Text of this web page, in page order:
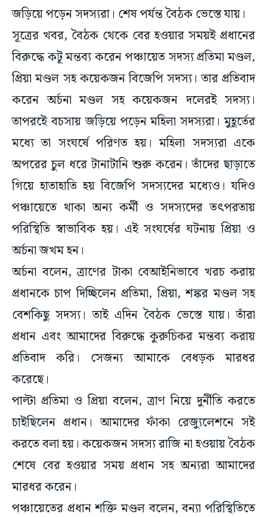
জড়িয়ে পড়েন সদস্যরা। শেষ পর্যন্ত বৈঠক ভেস্তে যায়।
সূত্রের খবর, বৈঠক থেকে বের হওয়ার সময়ই প্রধানের
বিরুদ্ধে কটূ মন্তব্য করেন পঞ্চায়েত সদস্য প্রতিমা মণ্ডল,
প্রিয়া মণ্ডল সহ কয়েকজন বিজেপি সদস্য। তার প্রতিবাদ
করেন অর্চনা মণ্ডল সহ কয়েকজন দলেরই সদস্য।
তাপরইে বচসায় জড়িয়ে পড়েন মহিলা সদস্যরা। মুহূর্তের
মধ্যে তা সংঘর্ষে পরিণত হয়। মহিলা সদস্যরা একে
অপরের চুল ধরে টানাটানি শুরু করেন। তাঁদের ছাড়াতে
গিয়ে হাতাহাতি হয় বিজেপি সদস্যদের মধ্যেও। যদিও
পঞ্চায়েতে থাকা অন্য কর্মী ও সদস্যদের তৎপরতায়
পরিস্থিতি স্বাভাবিক হয়। এই সংঘর্ষের ঘটনায় প্রিয়া ও
অর্চনা জখম হন।
অর্চনা বলেন, ত্রাণের টাকা বেআইনিভাবে খরচ করায়
প্রধানকে চাপ দিচ্ছিলেন প্রতিমা, প্রিয়া, শঙ্কর মণ্ডল সহ
বেশকিছু সদস্য। তাই এদিন বৈঠক ভেস্তে যায়। তাঁরা
প্রধান এবং আমাদের বিরুদ্ধে কুরুচিকর মন্তব্য করায়
প্রতিবাদ করি। সেজন্য আমাকে বেধড়ক মারধর
করেছে।
পাল্টা প্রতিমা ও প্রিয়া বলেন, ত্রাণ নিয়ে দুর্নীতি করতে
চাইছিলেন প্রধান। আমাদের ফাঁকা রেজ্যুলেশনে সই
করতে বলা হয়। কয়েকজন সদস্য রাজি না হওয়ায় বৈঠক
শেষে বের হওয়ার সময় প্রধান সহ অন্যরা আমাদের
মারধর করেন।
পঞ্চায়েতের প্রধান শক্তি মণ্ডল বলেন, বন্যা পরিস্থিতিতে